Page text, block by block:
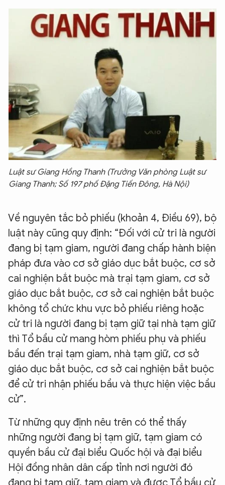
Luật sư Giang Hồng Thanh (Trưởng Văn phòng Luật sư
Giang Thanh; Số 197 phố Đặng Tiến Đông, Hà Nội)
Về nguyên tắc bỏ phiếu (khoản 4, Điều 69), bộ
luật này cũng quy định: “Đối với cử tri là người
đang bị tạm giam, người đang chấp hành biện
pháp đưa vào cơ sở giáo dục bắt buộc, cơ sở
cai nghiện bắt buộc mà trại tạm giam, cơ sở
giáo dục bắt buộc, cơ sở cai nghiện bắt buộc
không tổ chức khu vực bỏ phiếu riêng hoặc
cử tri là người đang bị tạm giữ tại nhà tạm giữ
thì Tổ bầu cử mang hòm phiếu phụ và phiếu
bầu đến trại tạm giam, nhà tạm giữ, cơ sở
giáo dục bắt buộc, cơ sở cai nghiện bắt buộc
để cử tri nhận phiếu bầu và thực hiện việc bầu
cử”.
Từ những quy định nêu trên có thể thấy
những người đang bị tạm giữ, tạm giam có
quyền bầu cử đại biểu Quốc hội và đại biểu
Hội đồng nhân dân cấp tỉnh nơi người đó